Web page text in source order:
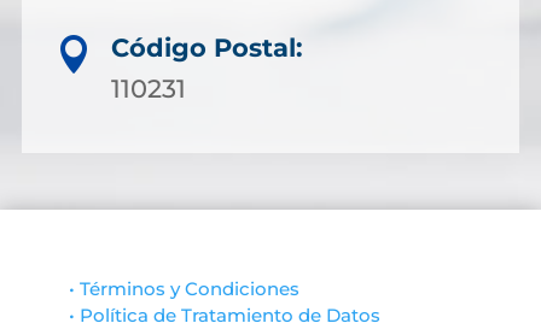

Código Postal:
110231
• Términos y Condiciones
• Política de Tratamiento de Datos